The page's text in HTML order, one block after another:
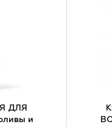
ДЛЯ
и